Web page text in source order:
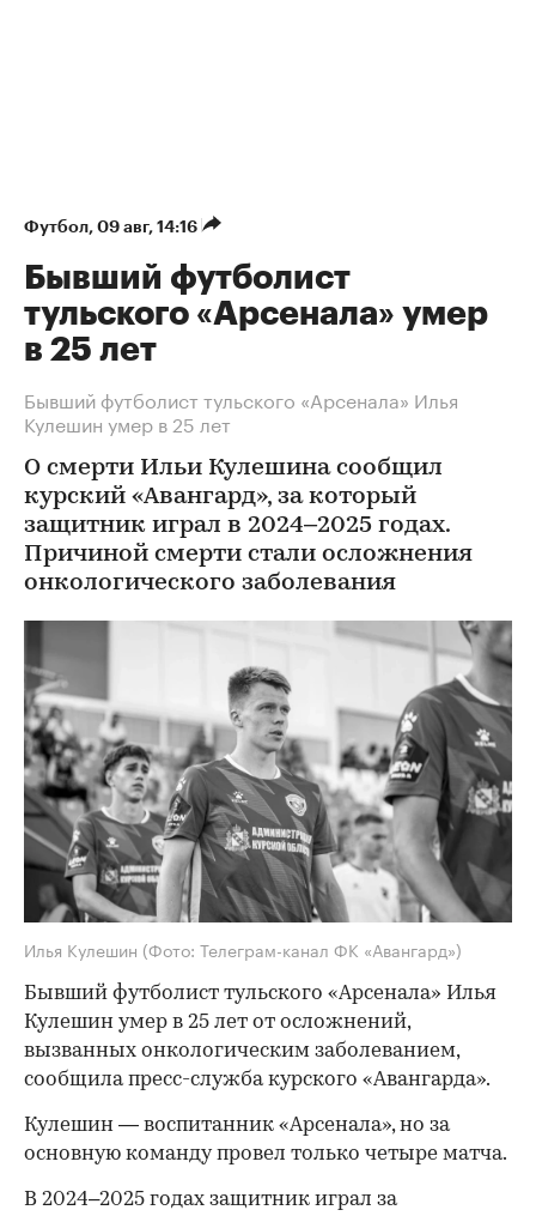
Футбол 09 авг, 14:16
Бывший футболист
тульского «Арсенала» умер
в 25 лет
Бывший футболист тульского «Арсенала» Илья
Кулешин умер в 25 лет
О смерти Ильи Кулешина сообщил
курский «Авангард», за который
защитник играл в 2024–2025 годах.
Причиной смерти стали осложнения
онкологического заболевания
Илья Кулешин (Фото: Телеграм-канал ФК «Авангард»)
Бывший футболист тульского «Арсенала» Илья
Кулешин умер в 25 лет от осложнений,
вызванных онкологическим заболеванием,
сообщила пресс-служба курского «Авангарда».
Кулешин — воспитанник «Арсенала», но за
основную команду провел только четыре матча.
В 2024–2025 годах защитник играл за